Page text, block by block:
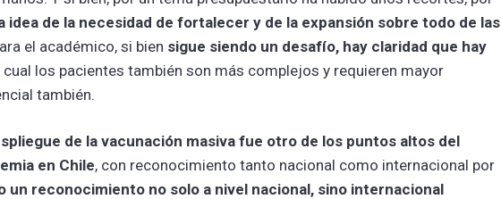
idea de la necesidad de fortalecer y de la expansión sobre todo de las
el académico, si bien sigue siendo un desafío, hay claridad que hay
cual los pacientes también son más complejos y requieren mayor
también.
de la vacunación masiva fue otro de los puntos altos del
en Chile, con reconocimiento tanto nacional como internacional por
un reconocimiento no solo a nivel nacional, sino internacional